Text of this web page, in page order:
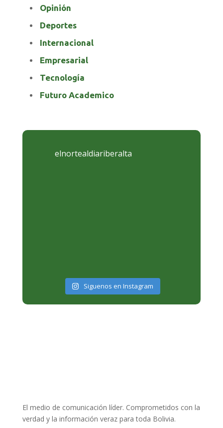
Opinión
Deportes
Internacional
Empresarial
Tecnología
Futuro Academico
elnortealdiariberalta
Siguenos en Instagram
El medio de comunicación líder. Comprometidos con la
verdad y la información veraz para toda Bolivia.